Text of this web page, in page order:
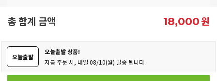
총 합계 금액 18,000원
오늘출발
오늘출발 상품!
지금 주문 시, 내일 08/10(월) 발송 됩니다.